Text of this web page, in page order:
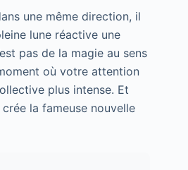
une même direction, il
lune réactive une
pas de la magie au sens
où votre attention
plus intense. Et
la fameuse nouvelle